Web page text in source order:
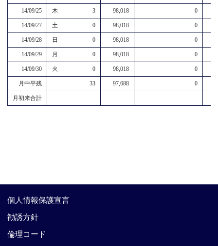
14/09/25 木 3 98,018 0
14/09/27 土 0 98,018 0
14/09/28 日 0 98,018 0
14/09/29 月 0 98,018 0
14/09/30 火 0 98,018 0
月中平残 33 97,688 0
月初来合計
個人情報保護宣言
勧誘方針
倫理コード